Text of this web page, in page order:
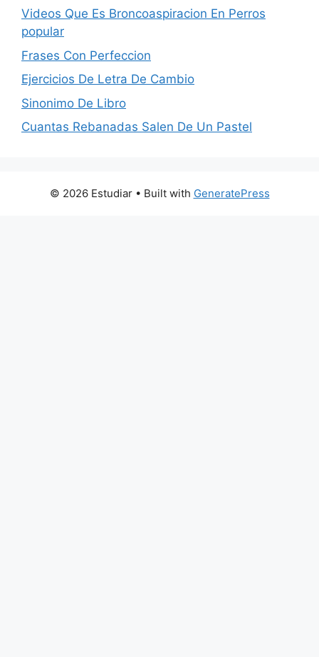
Videos Que Es Broncoaspiracion En Perros
popular
Frases Con Perfeccion
Ejercicios De Letra De Cambio
Sinonimo De Libro
Cuantas Rebanadas Salen De Un Pastel
© 2026 Estudiar• Built with GeneratePress